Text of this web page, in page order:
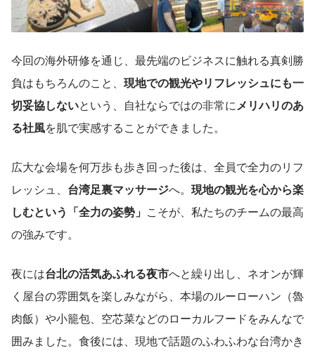
今回の海外研修を通じ、最先端のビジネスに触れる真剣勝
負はもちろんのこと、 現地での観光やリフレッシュにも一
切妥協しないという、自社ならではの非常にメリハリのあ
る社風を肌で実感することができました。
広大な会場を何万歩も歩き回った後は、全員で全力のリフ
レッシュ、 台湾足裏マッサージへ。 現地の観光を心から楽
しむという「全力の姿勢」 こそが、私たちのチームの最高
の強みです。
夜には台北の活気あふれる夜市へと繰り出し、ネオンが輝
く屋台の雰囲気を楽しみながら、本場のルーローハン（魯
肉飯）や小籠包、空芯菜などのローカルフードをみんなで
囲みました。食後には、現地で話題のふわふわな台湾かき